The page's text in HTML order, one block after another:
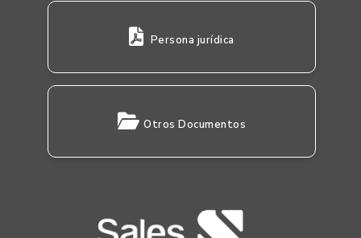
Persona jurídica
Otros Documentos